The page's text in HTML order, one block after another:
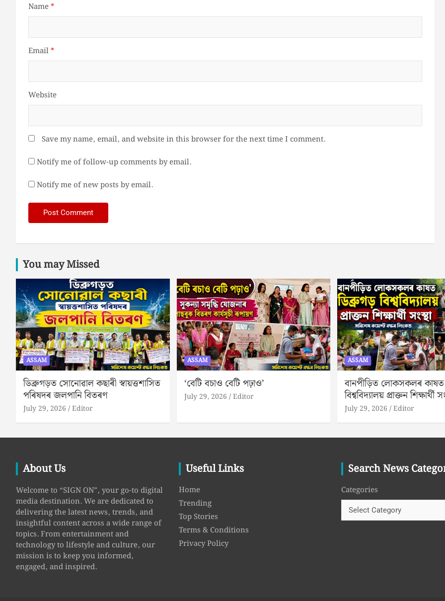
Name*
Email*
Website
Save my name, email, and website in this browser for the next time I comment.
Notify me of follow-up comments by email.
Notify me of new posts by email.
You may Missed
ASSAM
ডিব্ৰুগড়ত সোনোৱাল কছাৰী স্বায়ত্তশাসিত
পৰিষদৰ জলপানি বিতৰণ
July 29, 2026 Editor
ASSAM
‘বেটি বচাও বেটি পঢ়াও’
July 29, 2026 Editor
ASSAM
বানপীড়িত লোকসকলৰ
বিশ্ববিদ্যালয় প্ৰাক্তন শিক্ষাৰ্থী
July 29, 2026 Editor
About Us
Welcome to “SIGN ON”, your go-to digital
media destination. We are dedicated to
delivering the latest news, trends, and
insightful content across a wide range of
topics. From entertainment and
technology to lifestyle and culture, our
mission is to keep you informed,
engaged, and inspired.
Useful Links
Home
Trending
Top Stories
Terms & Conditions
Privacy Policy
Search News
Categories